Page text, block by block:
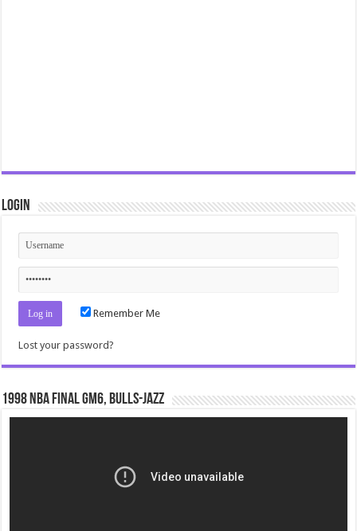
Login
Remember Me
Lost your password?
1998 NBA Final gm6, Bulls-Jazz